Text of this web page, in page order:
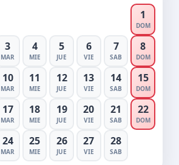
1
DOM
3
MAR
4
MIE
5
JUE
6
VIE
7
SAB
8
DOM
10
MAR
11
MIE
12
JUE
13
VIE
14
SAB
15
DOM
17
MAR
18
MIE
19
JUE
20
VIE
21
SAB
22
DOM
24
MAR
25
MIE
26
JUE
27
VIE
28
SAB